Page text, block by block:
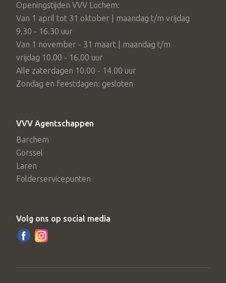
Openingstijden VVV Lochem:
Van 1 april tot 31 oktober | maandag t/m vrijdag
9.30 - 16.30 uur
Van 1 november - 31 maart | maandag t/m
vrijdag 10.00 - 16.00 uur
Alle zaterdagen 10.00 - 14.00 uur
Zondag en feestdagen: gesloten
VVV Agentschappen
Barchem
Gorssel
Laren
Folderservicepunten
Volg ons op social media